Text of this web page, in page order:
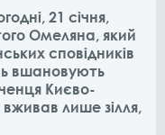
21 січня,
Омеляна, який
сповідників
вшановують
Києво-
лише зілля,